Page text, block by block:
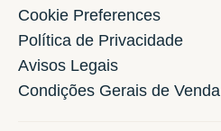
Cookie Preferences
Política de Privacidade
Avisos Legais
Condições Gerais de Venda